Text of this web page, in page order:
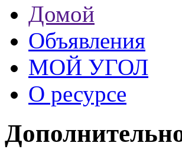
Домой
Объявления
МОЙ УГОЛ
О ресурсе